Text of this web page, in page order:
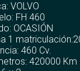
VOLVO
FH 460
OCASIÓN
1
460 Cv.
420000 Km